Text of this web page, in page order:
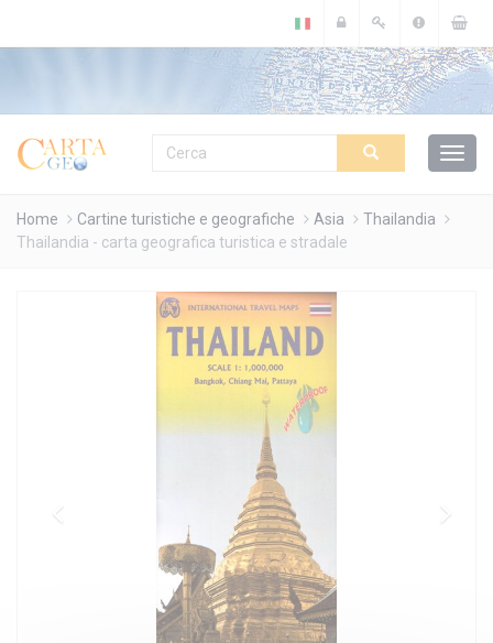
Home Cartine turistiche e geografiche Asia
Thailandia
Thailandia - carta geografica turistica e stradale